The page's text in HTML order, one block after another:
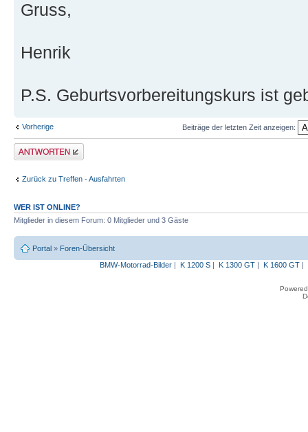
Gruss,
Henrik
P.S. Geburtsvorbereitungskurs ist
Vorherige Beiträge der letzten Zeit anzeigen:
Antwort erstellen
Zurück zu Treffen - Ausfahrten
WER IST ONLINE?
Mitglieder in diesem Forum: 0 Mitglieder und 3 Gäste
Portal » Foren-Übersicht
BMW-Motorrad-Bilder| K 1200 S| K 1300 GT| K 1600 GT|